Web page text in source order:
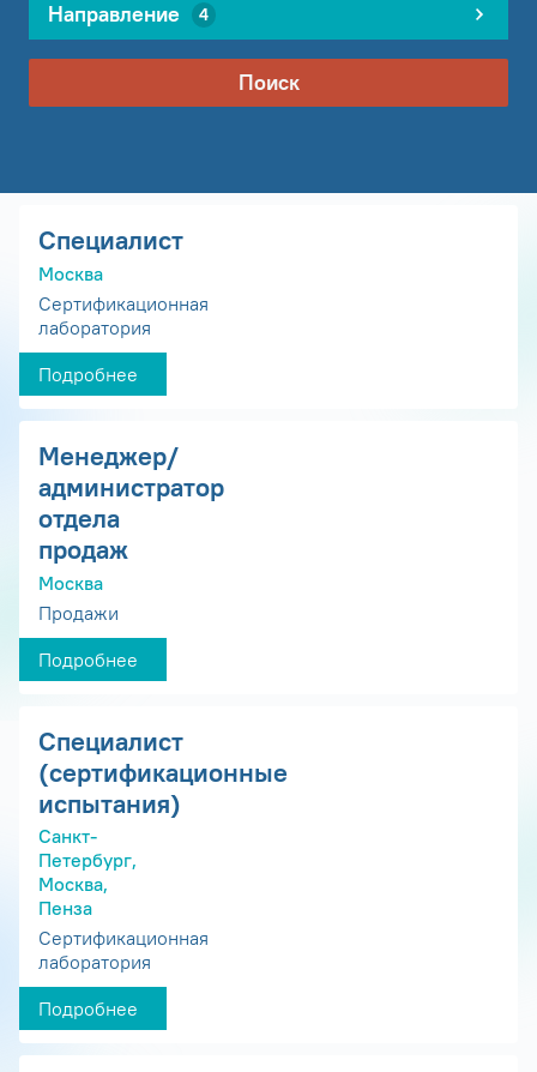
Направление 4
Поиск
Специалист
Москва
Сертификационная
лаборатория
Подробнее
Менеджер/
администратор
отдела
продаж
Москва
Продажи
Подробнее
Специалист
(сертификационные
испытания)
Санкт-
Петербург,
Москва,
Пенза
Сертификационная
лаборатория
Подробнее